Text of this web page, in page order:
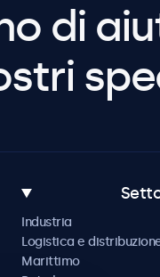
di
Industria
Logistica e
Marittimo